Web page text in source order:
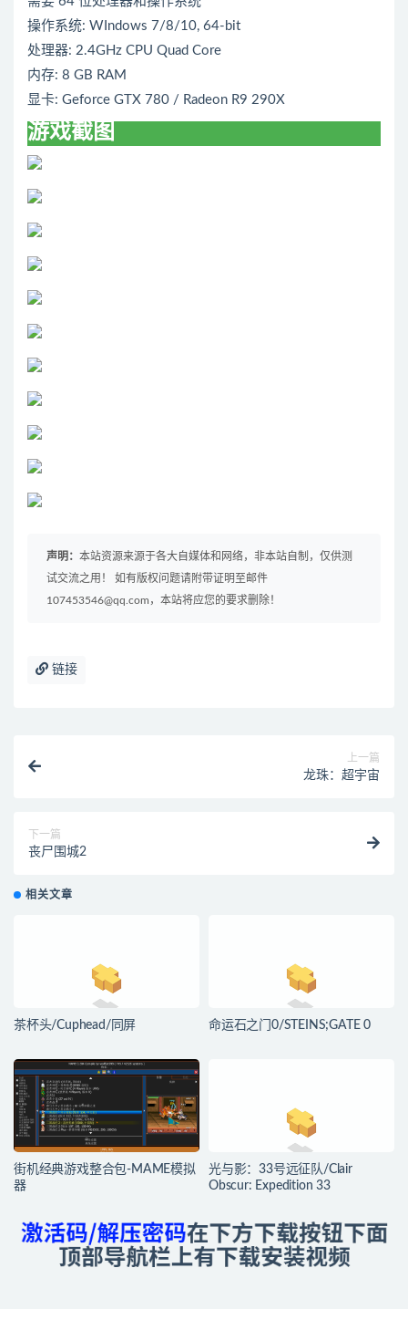
操作系统: WIndows 7/8/10, 64-bit
处理器: 2.4GHz CPU Quad Core
内存: 8 GB RAM
显卡: Geforce GTX 780 / Radeon R9 290X
游戏截图
声明： 本站资源来源于各大自媒体和网络，非本站自制，仅供测
试交流之用！ 如有版权问题请附带证明至邮件
107453546@qq.com，本站将应您的要求删除！
链接
上一篇
龙珠：超宇宙
下一篇
丧尸围城2
相关文章
茶杯头/Cuphead/同屏 命运石之门0/STEINS;GATE 0
街机经典游戏整合包-MAME模拟
器
光与影：33号远征队/Clair
Obscur: Expedition 33